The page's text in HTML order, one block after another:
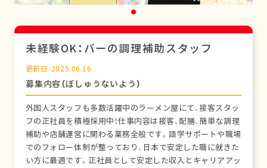
未経験OK：バーの調理補助スタッフ
更新日：2025.06.16
募集内容（ぼしゅうないよう）
外国人スタッフも多数活躍中のラーメン屋にて、接客スタッ
フの正社員を積極採用中！仕事内容は接客、配膳、簡単な調理
補助や店舗運営に関わる業務全般です。語学サポートや職場
でのフォロー体制が整っており、日本で安定した職に就きた
い方に最適です。正社員として安定した収入とキャリアアッ